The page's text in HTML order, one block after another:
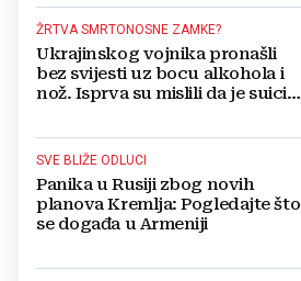
ŽRTVA SMRTONOSNE ZAMKE?
Ukrajinskog vojnika pronašli
bez svijesti uz bocu alkohola i
nož. Isprva su mislili da je suicid,
SVE BLIŽE ODLUCI
Panika u Rusiji zbog novih
planova Kremlja: Pogledajte što
se događa u Armeniji